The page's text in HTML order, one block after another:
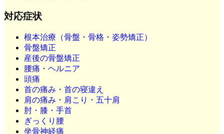
対応症状
根本治療（骨盤・骨格・姿勢矯正）
骨盤矯正
産後の骨盤矯正
腰痛・ヘルニア
頭痛
首の痛み・首の寝違え
肩の痛み・肩こり・五十肩
肘・膝・手首
ぎっくり腰
坐骨神経痛